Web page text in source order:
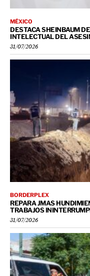
MÉXICO
DESTACA SHEINBAUM
INTELECTUAL DEL
31/07/2026
BORDERPLEX
REPARA JMAS
TRABAJOS
31/07/2026